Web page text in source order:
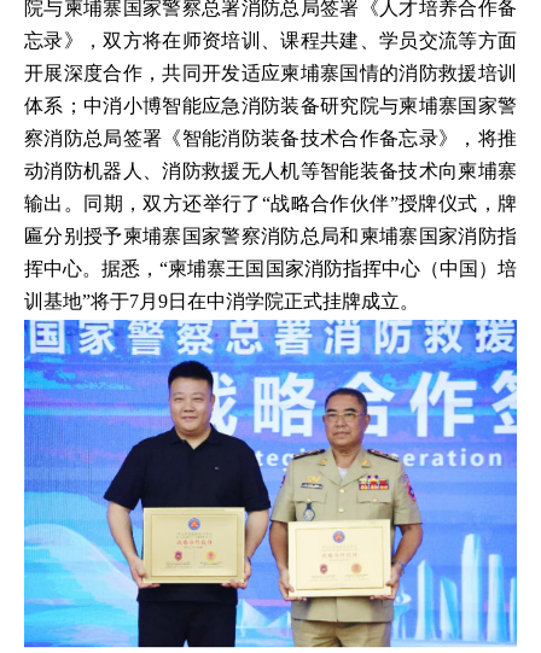
院与柬埔寨国家警察总署消防总局签署《人才培养合作备
忘录》，双方将在师资培训、课程共建、学员交流等方面
开展深度合作，共同开发适应柬埔寨国情的消防救援培训
体系；中消小博智能应急消防装备研究院与柬埔寨国家警
察消防总局签署《智能消防装备技术合作备忘录》，将推
动消防机器人、消防救援无人机等智能装备技术向柬埔寨
输出。同期，双方还举行了“战略合作伙伴”授牌仪式，牌
匾分别授予柬埔寨国家警察消防总局和柬埔寨国家消防指
挥中心。据悉，“柬埔寨王国国家消防指挥中心（中国）培
训基地”将于7月9日在中消学院正式挂牌成立。